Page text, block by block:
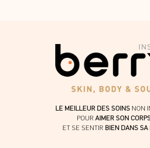
LE MEILLEUR DES SOINS NON
POUR AIMER SON
ET SE SENTIR BIEN DANS SA